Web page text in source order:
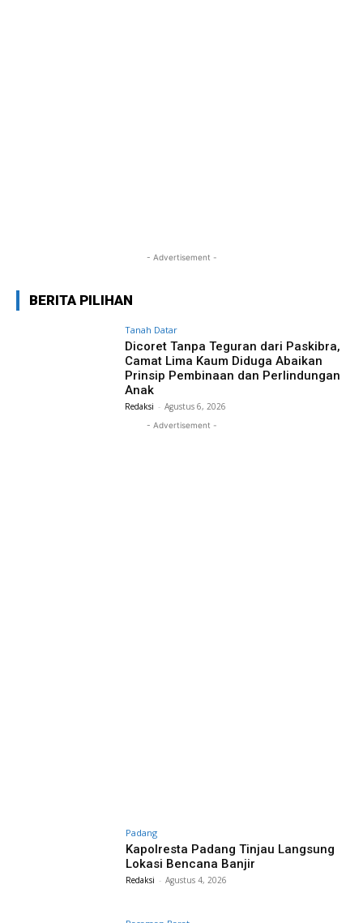
- Advertisement -
BERITA PILIHAN
Tanah Datar
Dicoret Tanpa Teguran dari Paskibra,
Camat Lima Kaum Diduga Abaikan
Prinsip Pembinaan dan Perlindungan
Anak
Redaksi - Agustus 6, 2026
- Advertisement -
Padang
Kapolresta Padang Tinjau Langsung
Lokasi Bencana Banjir
Redaksi - Agustus 4, 2026